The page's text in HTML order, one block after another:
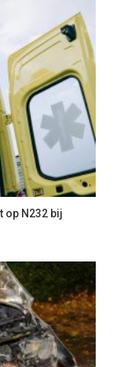
op N232 bij